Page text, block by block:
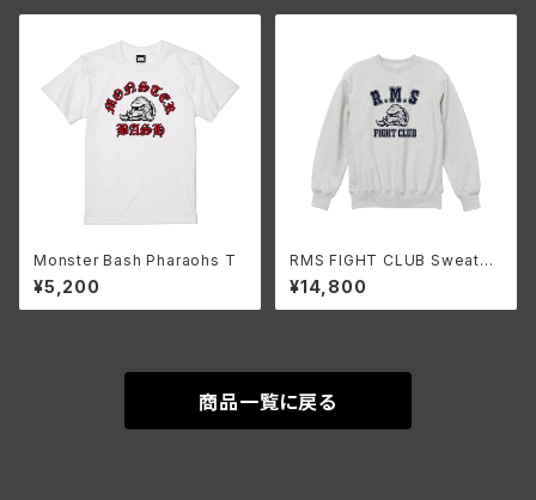
Monster Bash Pharaohs T
¥5,200
RMS FIGHT CLUB Sweatsh
irt Vintage ish(Ash)(12oz)
¥14,800
商品一覧に戻る